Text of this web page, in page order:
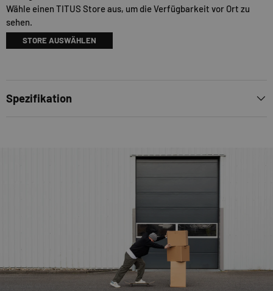
Wähle einen TITUS Store aus, um die Verfügbarkeit vor Ort zu
sehen.
STORE AUSWÄHLEN
Spezifikation